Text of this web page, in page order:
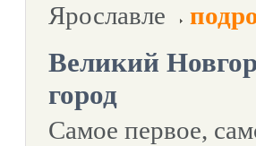
Ярославле
Великий
город
Самое первое,